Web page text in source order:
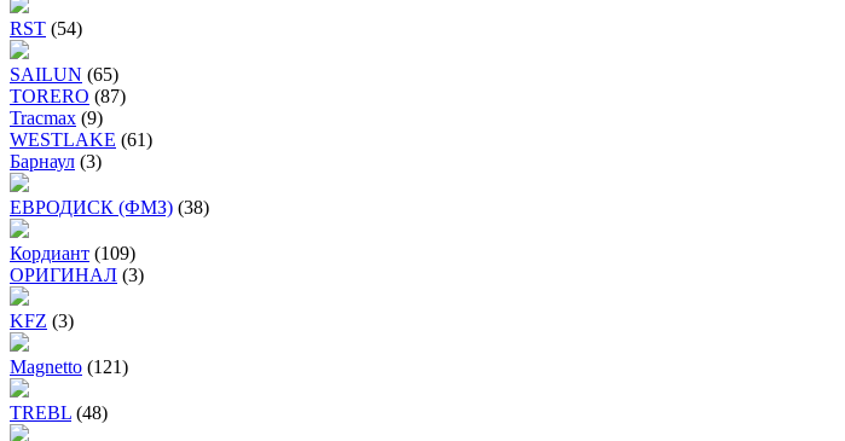
RST (54)
SAILUN (65)
TORERO (87)
Tracmax (9)
WESTLAKE (61)
Барнаул (3)
ЕВРОДИСК (ФМЗ) (38)
Кордиант (109)
ОРИГИНАЛ (3)
KFZ (3)
Magnetto (121)
TREBL (48)